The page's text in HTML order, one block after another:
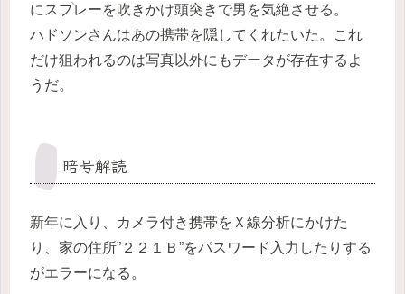
にスプレーを吹きかけ頭突きで男を気絶させる。
ハドソンさんはあの携帯を隠してくれたいた。これ
だけ狙われるのは写真以外にもデータが存在するよ
うだ。
暗号解読
新年に入り、カメラ付き携帯をＸ線分析にかけた
り、家の住所”２２１Ｂ”をパスワード入力したりする
がエラーになる。